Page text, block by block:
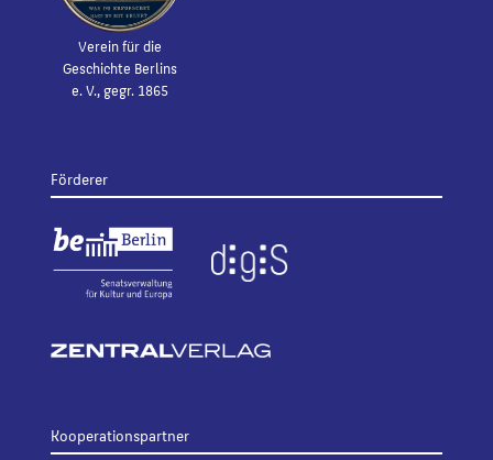
Verein für die
Geschichte Berlins
e. V., gegr. 1865
Förderer
Kooperationspartner